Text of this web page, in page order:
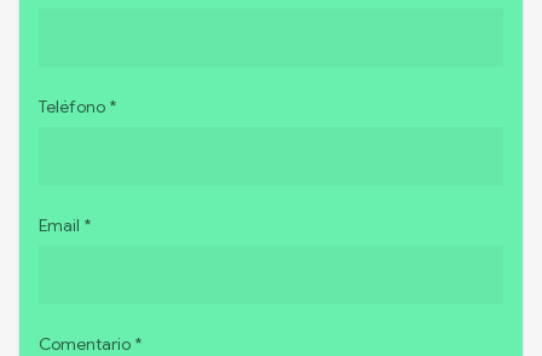
Teléfono *
Email *
Comentario *